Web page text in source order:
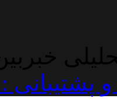
: